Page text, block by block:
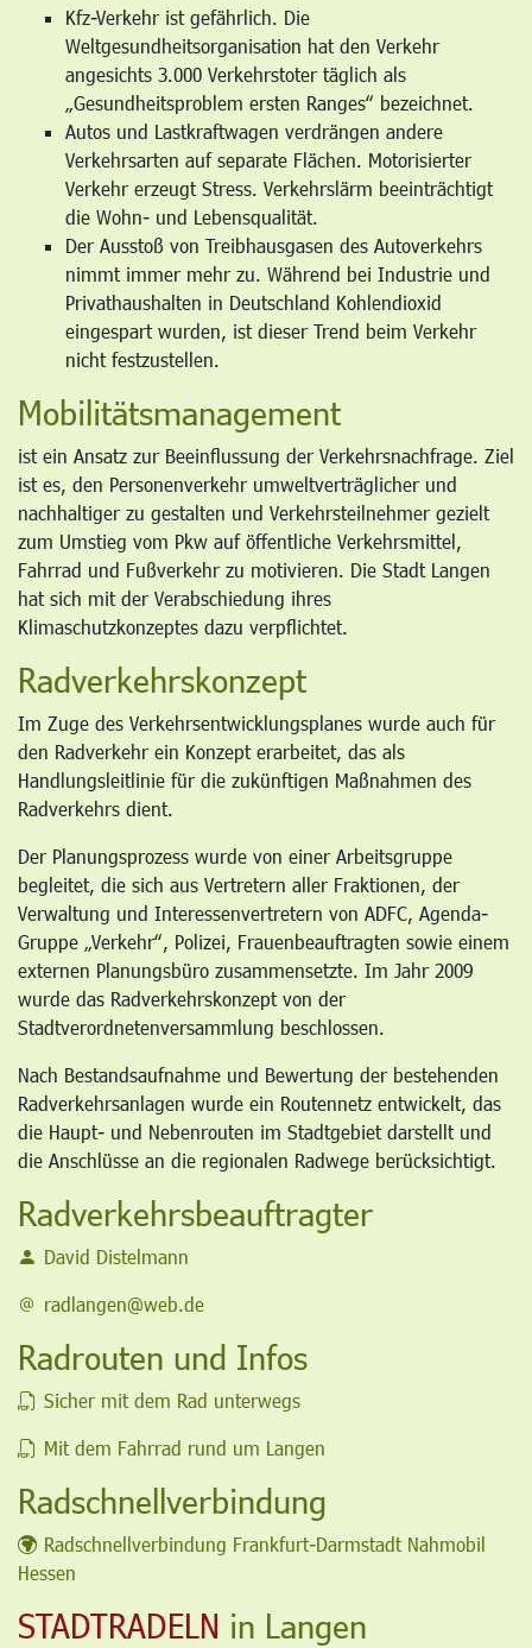
Kfz-Verkehr ist gefährlich. Die
Weltgesundheitsorganisation hat den Verkehr
angesichts 3.000 Verkehrstoter täglich als
„Gesundheitsproblem ersten Ranges“ bezeichnet.
Autos und Lastkraftwagen verdrängen andere
Verkehrsarten auf separate Flächen. Motorisierter
Verkehr erzeugt Stress. Verkehrslärm beeinträchtigt
die Wohn- und Lebensqualität.
Der Ausstoß von Treibhausgasen des Autoverkehrs
nimmt immer mehr zu. Während bei Industrie und
Privathaushalten in Deutschland Kohlendioxid
eingespart wurden, ist dieser Trend beim Verkehr
nicht festzustellen.
Mobilitätsmanagement
ist ein Ansatz zur Beeinflussung der Verkehrsnachfrage. Ziel
ist es, den Personenverkehr umweltverträglicher und
nachhaltiger zu gestalten und Verkehrsteilnehmer gezielt
zum Umstieg vom Pkw auf öffentliche Verkehrsmittel,
Fahrrad und Fußverkehr zu motivieren. Die Stadt Langen
hat sich mit der Verabschiedung ihres
Klimaschutzkonzeptes dazu verpflichtet.
Radverkehrskonzept
Im Zuge des Verkehrsentwicklungsplanes wurde auch für
den Radverkehr ein Konzept erarbeitet, das als
Handlungsleitlinie für die zukünftigen Maßnahmen des
Radverkehrs dient.
Der Planungsprozess wurde von einer Arbeitsgruppe
begleitet, die sich aus Vertretern aller Fraktionen, der
Verwaltung und Interessenvertretern von ADFC, Agenda-
Gruppe „Verkehr“, Polizei, Frauenbeauftragten sowie einem
externen Planungsbüro zusammensetzte. Im Jahr 2009
wurde das Radverkehrskonzept von der
Stadtverordnetenversammlung beschlossen.
Nach Bestandsaufnahme und Bewertung der bestehenden
Radverkehrsanlagen wurde ein Routennetz entwickelt, das
die Haupt- und Nebenrouten im Stadtgebiet darstellt und
die Anschlüsse an die regionalen Radwege berücksichtigt.
Radverkehrsbeauftragter
David Distelmann
radlangen@web.de
Radrouten und Infos
Sicher mit dem Rad unterwegs
Mit dem Fahrrad rund um Langen
Radschnellverbindung
Radschnellverbindung Frankfurt-Darmstadt Nahmobil
Hessen
STADTRADELN in Langen